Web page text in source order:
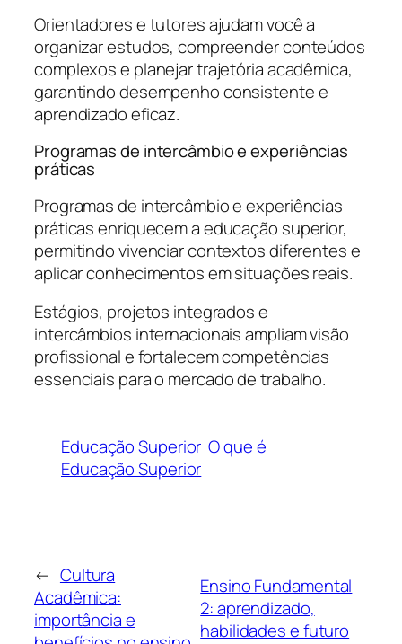
Orientadores e tutores ajudam você a
organizar estudos, compreender conteúdos
complexos e planejar trajetória acadêmica,
garantindo desempenho consistente e
aprendizado eficaz.
Programas de intercâmbio e experiências
práticas
Programas de intercâmbio e experiências
práticas enriquecem a educação superior,
permitindo vivenciar contextos diferentes e
aplicar conhecimentos em situações reais.
Estágios, projetos integrados e
intercâmbios internacionais ampliam visão
profissional e fortalecem competências
essenciais para o mercado de trabalho.
Educação Superior O que é
Educação Superior
← Cultura
Acadêmica:
importância e
Ensino Fundamental
2: aprendizado,
habilidades e futuro